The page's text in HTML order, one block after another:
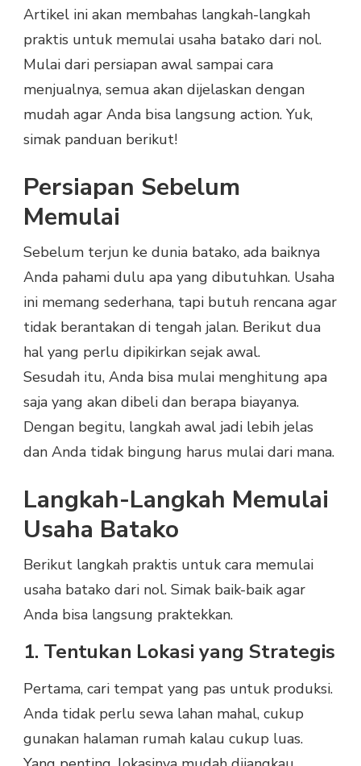
Artikel ini akan membahas langkah-langkah
praktis untuk memulai usaha batako dari nol.
Mulai dari persiapan awal sampai cara
menjualnya, semua akan dijelaskan dengan
mudah agar Anda bisa langsung action. Yuk,
simak panduan berikut!
Persiapan Sebelum
Memulai
Sebelum terjun ke dunia batako, ada baiknya
Anda pahami dulu apa yang dibutuhkan. Usaha
ini memang sederhana, tapi butuh rencana agar
tidak berantakan di tengah jalan. Berikut dua
hal yang perlu dipikirkan sejak awal.
Sesudah itu, Anda bisa mulai menghitung apa
saja yang akan dibeli dan berapa biayanya.
Dengan begitu, langkah awal jadi lebih jelas
dan Anda tidak bingung harus mulai dari mana.
Langkah-Langkah Memulai
Usaha Batako
Berikut langkah praktis untuk cara memulai
usaha batako dari nol. Simak baik-baik agar
Anda bisa langsung praktekkan.
1. Tentukan Lokasi yang Strategis
Pertama, cari tempat yang pas untuk produksi.
Anda tidak perlu sewa lahan mahal, cukup
gunakan halaman rumah kalau cukup luas.